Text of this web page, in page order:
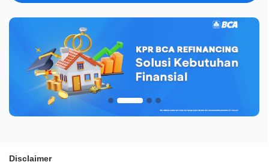
Disclaimer